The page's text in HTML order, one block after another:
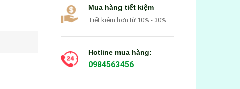
Mua hàng tiết kiệm
Tiết kiệm hơn từ 10% - 30%
Hotline mua hàng:
0984563456